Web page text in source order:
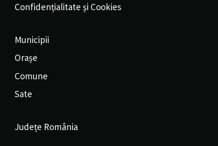
Confidențialitate și Cookies
Municipii
Orașe
Comune
Sate
Județe România